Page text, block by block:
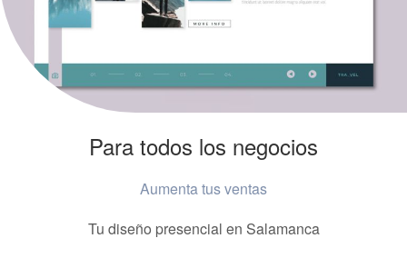
Para todos los negocios
Aumenta tus ventas
Tu diseño presencial en Salamanca